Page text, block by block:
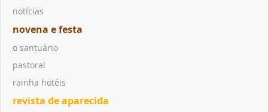
notícias
novena e festa
o santuário
pastoral
rainha hotéis
revista de aparecida